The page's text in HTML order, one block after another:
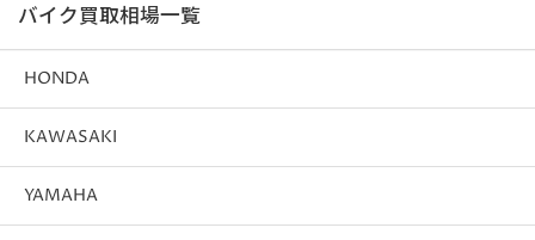
バイク買取相場一覧
HONDA
KAWASAKI
YAMAHA